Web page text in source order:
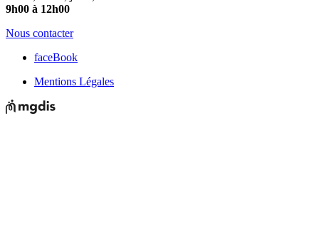
9h00 à 12h00
Nous contacter
faceBook
Mentions Légales